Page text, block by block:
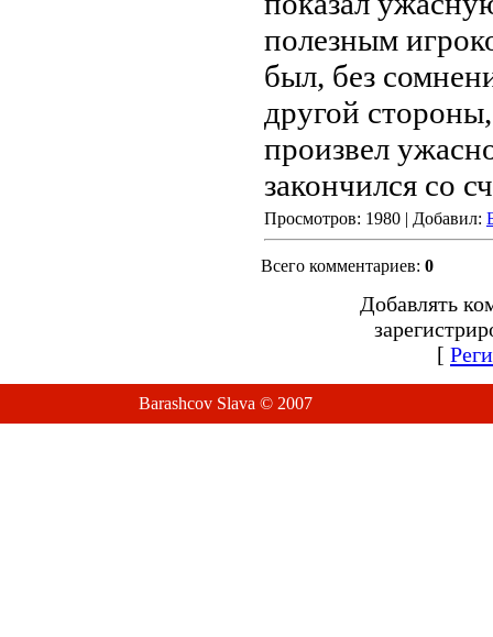
полезным
был, без
другой
произвел
закончился со
Просмотров: 1980 | Добавил:
Всего комментариев: 0
Добавлять
[
Barashcov Slava © 2007